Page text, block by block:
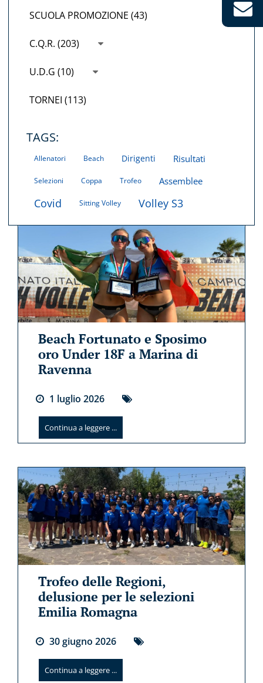
SCUOLA PROMOZIONE (43)
C.Q.R. (203)
U.D.G (10)
TORNEI (113)
TAGS:
Allenatori Beach Dirigenti Risultati
Selezioni Coppa Trofeo Assemblee
Covid Sitting Volley Volley S3
Beach Fortunato e Sposimo
oro Under 18F a Marina di
Ravenna
1 luglio 2026
Continua a leggere ...
Trofeo delle Regioni,
delusione per le selezioni
Emilia Romagna
30giugno 2026
Continua a leggere ...